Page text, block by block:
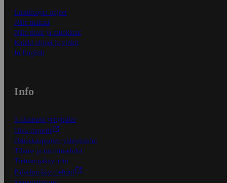
Ensitilaajan ohjeet
Näin maksat
Näin tilaat ja muokkaat
Kaikki ohjeet ja vinkit
In English
Info
S-Business yrityksille
Oiva-raportit
Osuuskauppojen yhteystiedot
Tilaus- ja toimitusehdot
Tietosuojakäytäntö
Palvelun käyttöehdot